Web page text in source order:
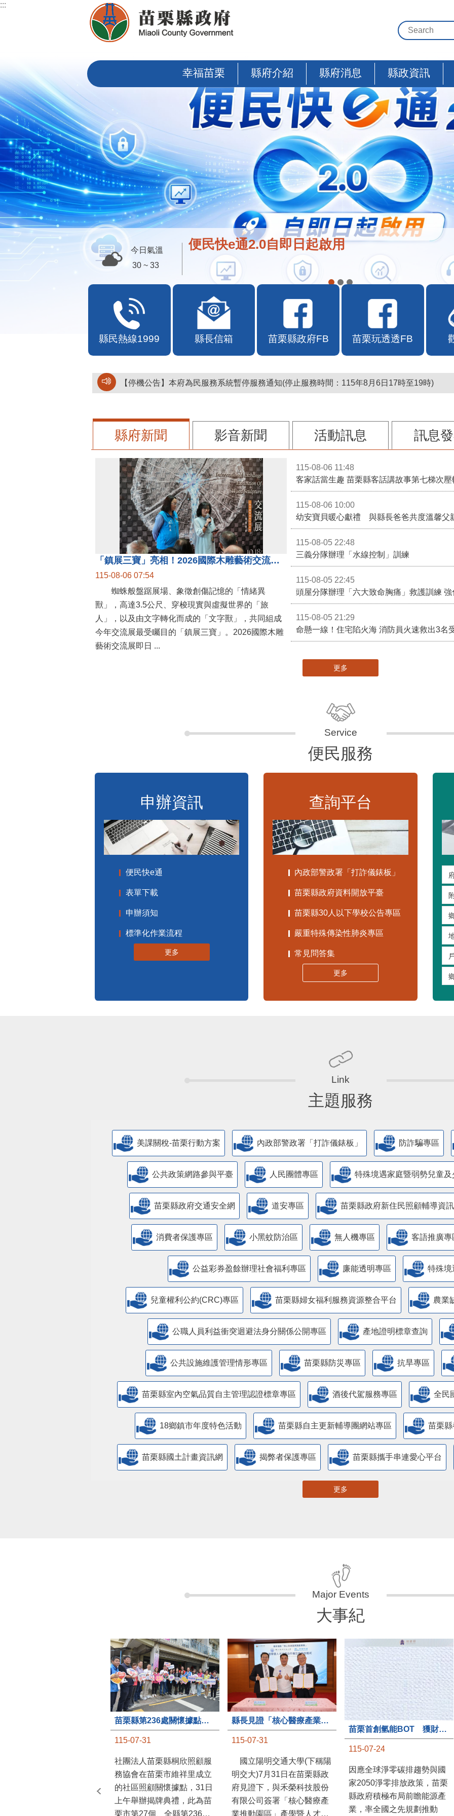
跳到主要內容區塊
:::
幸福苗栗 縣府介紹 縣府消息 縣政資訊
便民快e通2.0自即日起啟用
今日氣溫
30 ~ 33
縣民熱線1999 縣長信箱 苗栗縣政府FB 苗栗玩透透FB
【停機公告】本府為民服務系統暫停服務通知(停止服務時間：115年8月6日17時至19時)
縣府新聞 影音新聞 活動訊息 訊息
「鎮展三寶」亮相！2026國際木雕藝術交流展登場 國際木雕競賽得獎入圍名單同步揭曉
115-08-06 07:54
蜘蛛般盤踞展場、象徵創傷記憶的「情緒異
獸」，高達3.5公尺、穿梭現實與虛擬世界的「旅
人」，以及由文字轉化而成的「文字獸」，共同組成
今年交流展最受矚目的「鎮展三寶」。2026國際木雕
115-08-06 11:48
客家話當生趣 苗栗縣客話講故事第七梯次壓
115-08-06 10:00
幼安寶貝暖心獻禮 與縣長爸爸共度溫馨父
115-08-05 22:48
三義分隊辦理「水線控制」訓練
115-08-05 22:45
頭屋分隊辦理「六大致命胸痛」救護訓練
115-08-05 21:29
命懸一線！住宅陷火海 消防員火速救出3名
更多
便民服務
申辦資訊
便民快e通
表單下載
申辦須知
標準化作業流程
更多
查詢平台
內政部警政署「打詐儀錶板」
苗栗縣政府資料開放平臺
苗栗縣30人以下學校公告專區
嚴重特殊傳染性肺炎專區
常見問答集
更多
主題服務
美課關稅-苗栗行動方案 內政部警政署「打詐儀錶板」 防詐騙專區
公共政策網路參與平臺 人民團體專區 特殊境遇家庭暨弱勢兒童
苗栗縣政府交通安全網 道安專區 苗栗縣政府新住民照顧輔導資
消費者保護專區 小黑蚊防治區 無人機專區 客語推廣專
公益彩券盈餘辦理社會福利專區 廉能透明專區 特殊境
兒童權利公約(CRC)專區 苗栗縣婦女福利服務資源整合平台 農業
公職人員利益衝突迴避法身分關係公開專區 產地證明標章查詢
​公共設施維護管理情形專區 苗栗縣防災專區 抗旱專區
苗栗縣室內空氣品質自主管理認證標章專區 酒後代駕服務專區 全民
18鄉鎮市年度特色活動 苗栗縣自主更新輔導團網站專區 苗栗
苗栗縣國土計畫資訊網 揭弊者保護專區 苗栗縣攜手串連愛心平台
更多
大事紀
苗栗縣第236處關懷據點在苗栗市維祥里揭牌
115-07-31
社團法人苗栗縣桐欣照顧服
務協會在苗栗市維祥里成立
的社區照顧關懷據點，31日
上午舉辦揭牌典禮，此為苗
栗市第27個、全縣第236處
115-07-31
國立陽明交通大學(下稱陽
明交大)7月31日在苗栗縣政
府見證下，與禾榮科技股份
有限公司簽署「核心醫療產
業推動園區」產學暨人才培
苗栗首創氫能BOT 獲財政部「突破之翼」肯定
115-07-24
因應全球淨零碳排趨勢與國
家2050淨零排放政策，苗栗
縣政府積極布局前瞻能源產
業，率全國之先規劃推動